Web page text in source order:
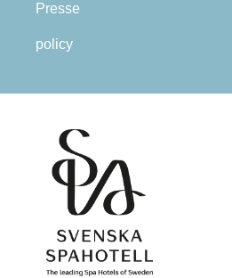
Presse
policy